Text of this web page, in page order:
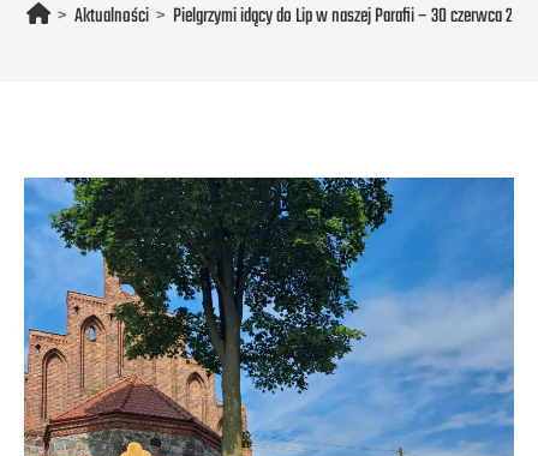
> Aktualności > Pielgrzymi idący do Lip w naszej Parafii – 30 czerwca 2023